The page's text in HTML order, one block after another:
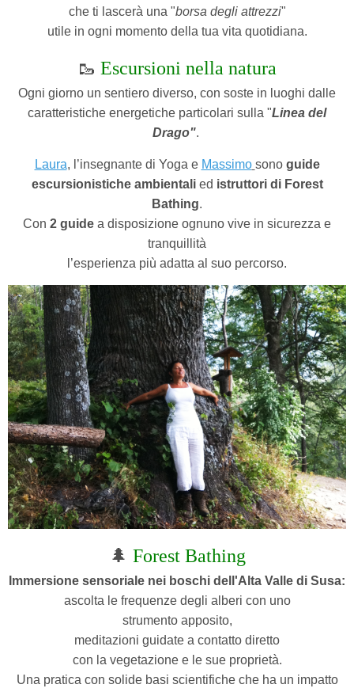
che ti lascerà una "borsa degli attrezzi"
utile in ogni momento della tua vita quotidiana.
🥾 Escursioni nella natura
Ogni giorno un sentiero diverso, con soste in luoghi dalle
caratteristiche energetiche particolari sulla "Linea del
Drago".
Laura, l’insegnante di Yoga e Massimo sono guide
escursionistiche ambientalied istruttori di Forest
Bathing.
Con 2 guide a disposizione ognuno vive in sicurezza e
tranquillità
l’esperienza più adatta al suo percorso.
🌲 Forest Bathing
Immersione sensoriale nei boschi dell'Alta Valle di Susa:
ascolta le frequenze degli alberi con uno
strumento apposito,
meditazioni guidate a contatto diretto
con la vegetazione e le sue proprietà.
Una pratica con solide basi scientifiche che ha un impatto